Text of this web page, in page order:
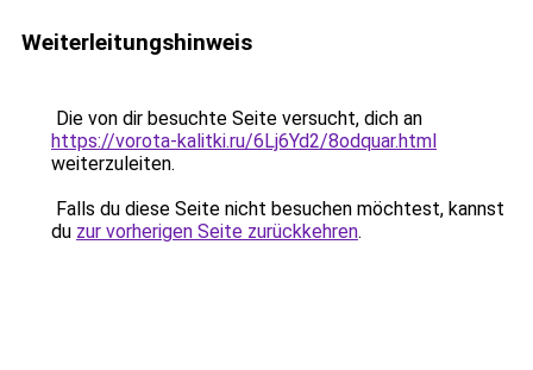
Weiterleitungshinweis
Die von dir besuchte Seite versucht, dich an
https://vorota-kalitki.ru/6Lj6Yd2/8odquar.html
weiterzuleiten.
Falls du diese Seite nicht besuchen möchtest, kannst
du zur vorherigen Seite zurückkehren.